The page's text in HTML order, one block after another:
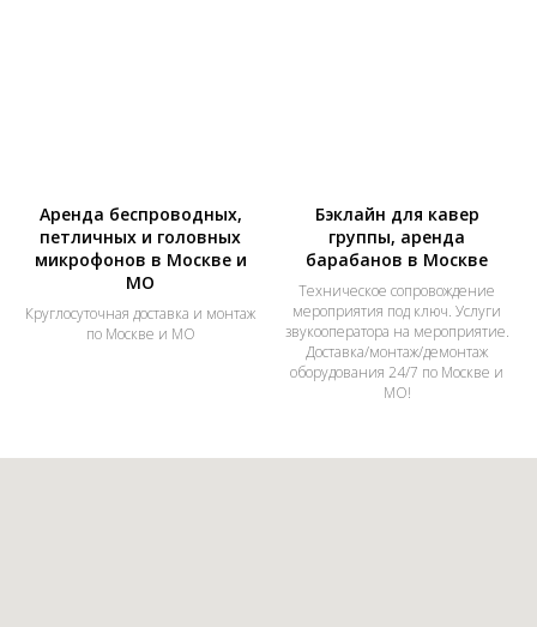
Аренда беспроводных,
петличных и головных
микрофонов в Москве и
МО
Круглосуточная доставка и монтаж
по Москве и МО
Бэклайн для кавер
группы, аренда
барабанов в Москве
Техническое сопровождение
мероприятия под ключ. Услуги
звукооператора на мероприятие.
Доставка/монтаж/демонтаж
оборудования 24/7 по Москве и
МО!